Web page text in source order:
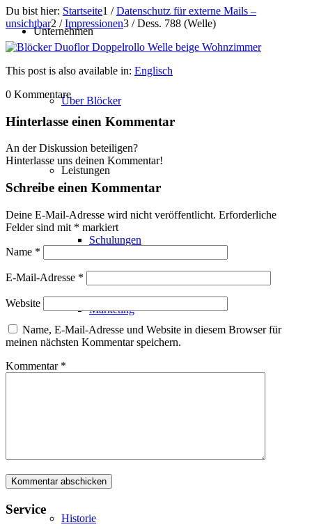
Unternehmen
Über Blöcker
Leistungen
Schulungen
Marketing
Historie
Du bist hier: Startseite1 / Datenschutz für externe Mails –
unsichtbar2 / Impressionen3 / Dess. 788 (Welle)
This post is also available in: Englisch
0 Kommentare
Hinterlasse einen Kommentar
An der Diskussion beteiligen?
Hinterlasse uns deinen Kommentar!
Schreibe einen Kommentar
Deine E-Mail-Adresse wird nicht veröffentlicht. Erforderliche
Felder sind mit * markiert
Name *
E-Mail-Adresse *
Website
Name, E-Mail-Adresse und Website in diesem Browser für
meinen nächsten Kommentar speichern.
Kommentar *
Service